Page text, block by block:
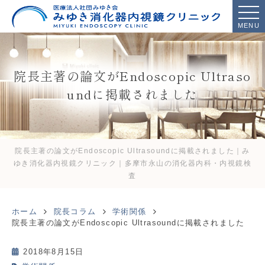
MENU
院長主著の論文がEndoscopic Ultraso
undに掲載されました
院長主著の論文がEndoscopic Ultrasoundに掲載されました｜み
ゆき消化器内視鏡クリニック｜多摩市永山の消化器内科・内視鏡検
査
ホーム 院長コラム
学術関係
院長主著の論文がEndoscopic Ultrasoundに掲載されました
2018年8月15日